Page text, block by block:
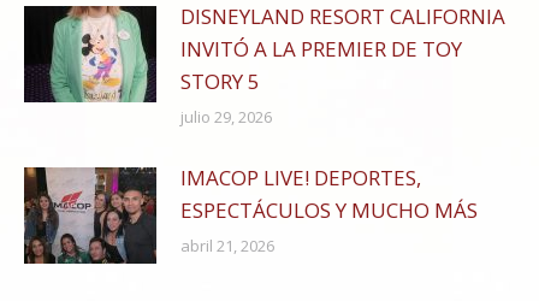
DISNEYLAND RESORT CALIFORNIA
INVITÓ A LA PREMIER DE TOY
STORY 5
julio 29, 2026
IMACOP LIVE! DEPORTES,
ESPECTÁCULOS Y MUCHO MÁS
abril 21, 2026